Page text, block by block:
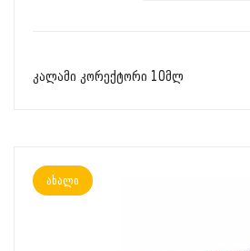
კალამი კორექტორი 10მლ
ახალი